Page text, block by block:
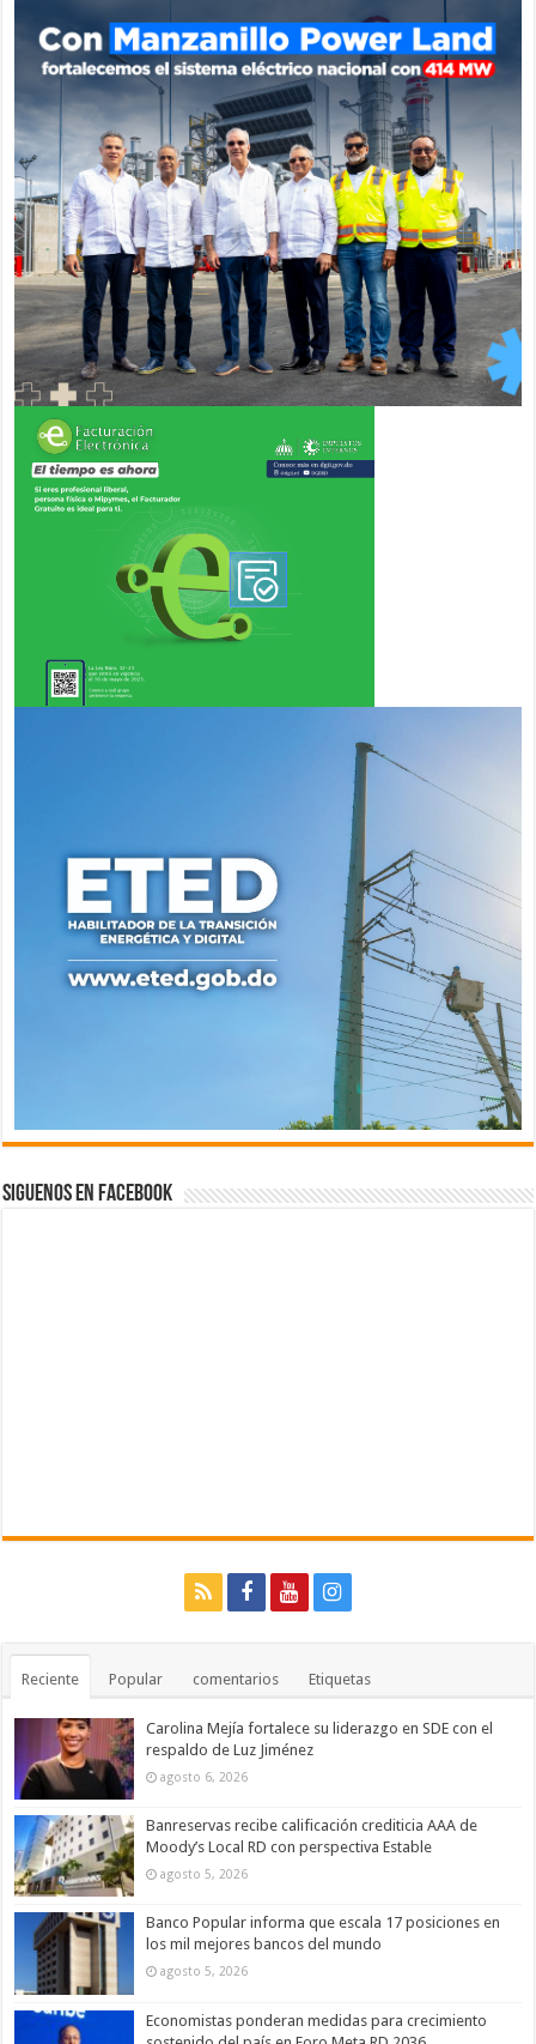
Siguenos en Facebook
Reciente Popular comentarios Etiquetas
Carolina Mejía fortalece su liderazgo en SDE con el
respaldo de Luz Jiménez
agosto 6, 2026
Banreservas recibe calificación crediticia AAA de
Moody’s Local RD con perspectiva Estable
agosto 5, 2026
Banco Popular informa que escala 17 posiciones en
los mil mejores bancos del mundo
agosto 5, 2026
Economistas ponderan medidas para crecimiento